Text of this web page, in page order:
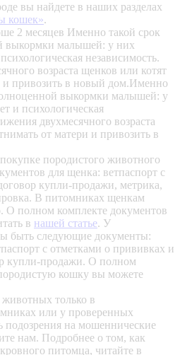
вы найдете в наших разделах
кошек».
2 месяцев Именно такой срок
выкормки малышей: у них
независимость.
возраста щенков или котят
и привозить в новый дом.Именно
выкормки малышей: у
и психологическая
двухмесячного возраста
от матери и привозить в
породистого животного
для щенка: ветпаспорт с
купли-продажи, метрика,
В питомниках щенкам
О полном комплекте документов
в нашей статье. У
быть следующие документы:
с отметками о прививках и
купли-продажи. О полном
кошку вы можете
только в
или у проверенных
подозрения на мошеннические
нам. Подробнее о том, как
питомца, читайте в